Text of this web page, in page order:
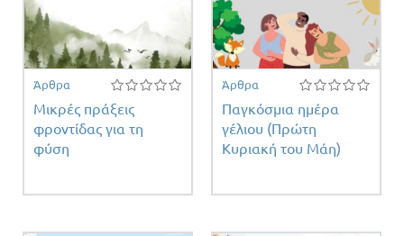
Άρθρα
Μικρές πράξεις
φροντίδας για τη
φύση
Άρθρα
Παγκόσμια ημέρα
γέλιου (Πρώτη
Κυριακή του Μάη)